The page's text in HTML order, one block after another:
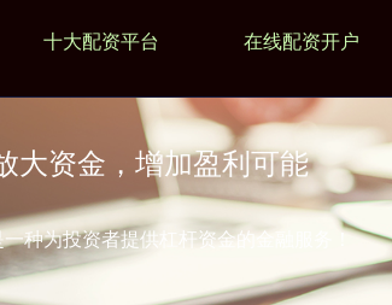
十大配资平台 在线配资开户
大资金，增加盈利可能
种为投资者提供杠杆资金的金融服务！